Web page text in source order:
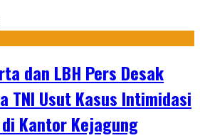
dan LBH Pers Desak
TNI Usut Kasus Intimidasi
Kantor Kejagung